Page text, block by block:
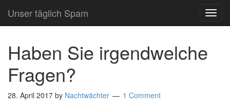
Unser täglich Spam
Haben Sie irgendwelche
Fragen?
28. April 2017 by Nachtwächter 1 Comment